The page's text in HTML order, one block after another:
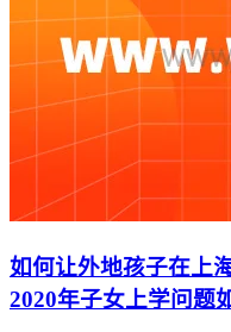
如何让外地孩子在上
2020年子女上学问题